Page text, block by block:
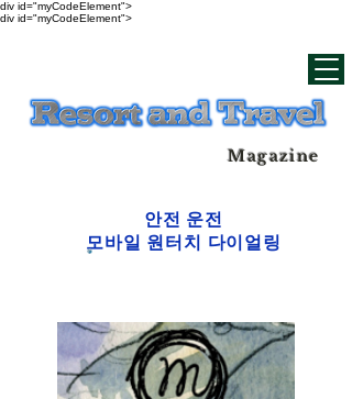
div id="myCodeElement">
div id="myCodeElement">
Magazine
안전 운전
모바일 원터치 다이얼링